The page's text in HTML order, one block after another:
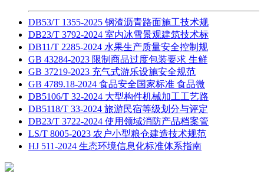
DB53/T 1355-2025 钢渣沥青路面施工技术规
DB23/T 3792-2024 室内冰雪景观建筑技术标
DB11/T 2285-2024 水果生产质量安全控制规
GB 43284-2023 限制商品过度包装要求 生鲜
GB 37219-2023 充气式游乐设施安全规范
GB 4789.18-2024 食品安全国家标准 食品微
DB5106/T 32-2024 大型构件机械加工工艺路
DB5118/T 33-2024 旅游民宿等级划分与评定
DB23/T 3722-2024 使用领域消防产品档案管
LS/T 8005-2023 农户小型粮仓建造技术规范
HJ 511-2024 生态环境信息化标准体系指南